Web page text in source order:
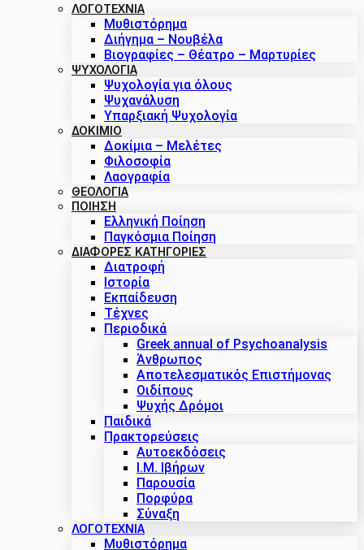
ΛΟΓΟΤΕΧΝΙΑ
Μυθιστόρημα
Διήγημα – Νουβέλα
Βιογραφίες – Θέατρο – Μαρτυρίες
ΨΥΧΟΛΟΓΙΑ
Ψυχολογία για όλους
Ψυχανάλυση
Υπαρξιακή Ψυχολογία
ΔΟΚΊΜΙΟ
Δοκίμια – Μελέτες
Φιλοσοφία
Λαογραφία
ΘΕΟΛΟΓΙΑ
ΠΟΙΗΣΗ
Ελληνική Ποίηση
Παγκόσμια Ποίηση
ΔΙΑΦΟΡΕΣ ΚΑΤΗΓΟΡΙΕΣ
Διατροφή
Ιστορία
Εκπαίδευση
Τέχνες
Περιοδικά
Greek annual of Psychoanalysis
Άνθρωπος
Αποτελεσματικός Επιστήμονας
Οιδίπους
Ψυχής Δρόμοι
Παιδικά
Πρακτoρεύσεις
Αυτοεκδόσεις
Ι.Μ. Ιβήρων
Παρουσία
Πορφύρα
Σύναξη
ΛΟΓΟΤΕΧΝΙΑ
Μυθιστόρημα